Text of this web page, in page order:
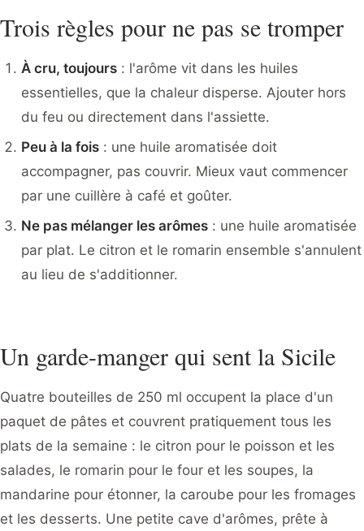
Trois règles pour ne pas se tromper
À cru, toujours: l'arôme vit dans les huiles
essentielles, que la chaleur disperse. Ajouter hors
du feu ou directement dans l'assiette.
Peu à la fois: une huile aromatisée doit
accompagner, pas couvrir. Mieux vaut commencer
par une cuillère à café et goûter.
Ne pas mélanger les arômes: une huile aromatisée
par plat. Le citron et le romarin ensemble s'annulent
au lieu de s'additionner.
Un garde-manger qui sent la Sicile
Quatre bouteilles de 250 ml occupent la place d'un
paquet de pâtes et couvrent pratiquement tous les
plats de la semaine : le citron pour le poisson et les
salades, le romarin pour le four et les soupes, la
mandarine pour étonner, la caroube pour les fromages
et les desserts. Une petite cave d'arômes, prête à